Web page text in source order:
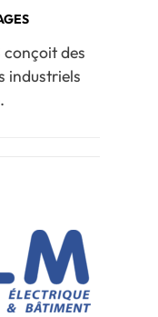
conçoit des
industriels